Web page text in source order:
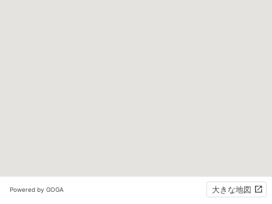
Powered by GOGA 大きな地図